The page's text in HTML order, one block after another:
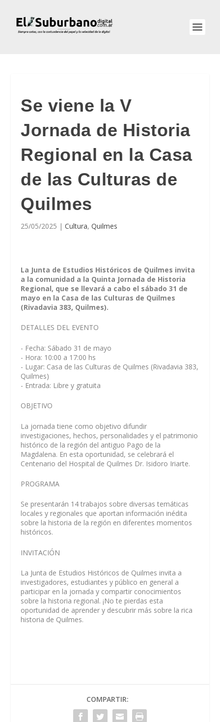
Se viene la V
Jornada de Historia
Regional en la Casa
de las Culturas de
Quilmes
25/05/2025 |Cultura,Quilmes
La Junta de Estudios Históricos de Quilmes invita
a la comunidad a la Quinta Jornada de Historia
Regional, que se llevará a cabo el sábado 31 de
mayo en la Casa de las Culturas de Quilmes
(Rivadavia 383, Quilmes).
DETALLES DEL EVENTO
- Fecha: Sábado 31 de mayo
- Hora: 10:00 a 17:00 hs
- Lugar: Casa de las Culturas de Quilmes (Rivadavia 383,
Quilmes)
- Entrada: Libre y gratuita
OBJETIVO
La jornada tiene como objetivo difundir
investigaciones, hechos, personalidades y el patrimonio
histórico de la región del antiguo Pago de la
Magdalena. En esta oportunidad, se celebrará el
Centenario del Hospital de Quilmes Dr. Isidoro Iriarte.
PROGRAMA
Se presentarán 14 trabajos sobre diversas temáticas
locales y regionales que aportan información inédita
sobre la historia de la región en diferentes momentos
históricos.
INVITACIÓN
La Junta de Estudios Históricos de Quilmes invita a
investigadores, estudiantes y público en general a
participar en la jornada y compartir conocimientos
sobre la historia regional. ¡No te pierdas esta
oportunidad de aprender y descubrir más sobre la rica
historia de Quilmes.
COMPARTIR: